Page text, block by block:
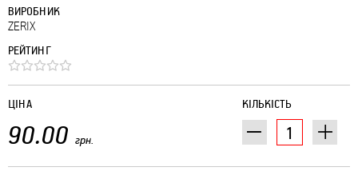
ВИРОБНИК
ZERIX
РЕЙТИНГ
КІЛЬКІСТЬ
ЦІНА
90.00 грн.